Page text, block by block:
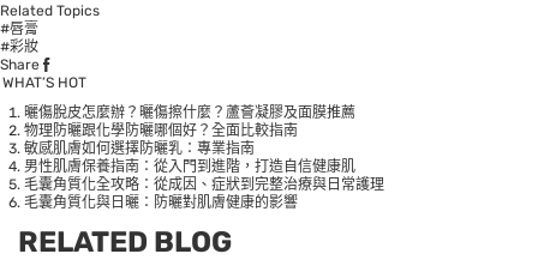
Related Topics
#唇膏
#彩妝
Share
WHAT’S HOT
曬傷脫皮怎麼辦？曬傷擦什麼？蘆薈凝膠及面膜推薦
物理防曬跟化學防曬哪個好？全面比較指南
敏感肌膚如何選擇防曬乳：專業指南
男性肌膚保養指南：從入門到進階，打造自信健康肌
毛囊角質化全攻略：從成因、症狀到完整治療與日常護理
毛囊角質化與日曬：防曬對肌膚健康的影響
RELATED BLOG